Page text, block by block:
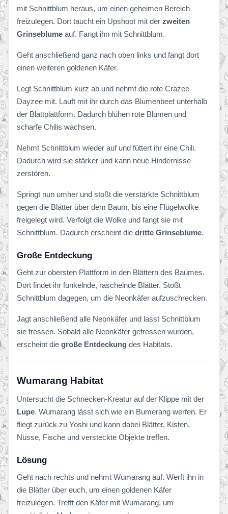
mit Schnittblum heraus, um einen geheimen Bereich
freizulegen. Dort taucht ein Upshoot mit der zweiten
Grinseblume auf. Fangt ihn mit Schnittblum.
Geht anschließend ganz nach oben links und fangt dort
einen weiteren goldenen Käfer.
Legt Schnittblum kurz ab und nehmt die rote Crazee
Dayzee mit. Lauft mit ihr durch das Blumenbeet unterhalb
der Blattplattform. Dadurch blühen rote Blumen und
scharfe Chilis wachsen.
Nehmt Schnittblum wieder auf und füttert ihr eine Chili.
Dadurch wird sie stärker und kann neue Hindernisse
zerstören.
Springt nun umher und stoßt die verstärkte Schnittblum
gegen die Blätter über dem Baum, bis eine Flügelwolke
freigelegt wird. Verfolgt die Wolke und fangt sie mit
Schnittblum. Dadurch erscheint die dritte Grinseblume.
Große Entdeckung
Geht zur obersten Plattform in den Blättern des Baumes.
Dort findet ihr funkelnde, raschelnde Blätter. Stoßt
Schnittblum dagegen, um die Neonkäfer aufzuschrecken.
Jagt anschließend alle Neonkäfer und lasst Schnittblum
sie fressen. Sobald alle Neonkäfer gefressen wurden,
erscheint die große Entdeckung des Habitats.
Wumarang Habitat
Untersucht die Schnecken-Kreatur auf der Klippe mit der
Lupe. Wumarang lässt sich wie ein Bumerang werfen. Er
fliegt zurück zu Yoshi und kann dabei Blätter, Kisten,
Nüsse, Fische und versteckte Objekte treffen.
Lösung
Geht nach rechts und nehmt Wumarang auf. Werft ihn in
die Blätter über euch, um einen goldenen Käfer
freizulegen. Trefft den Käfer mit Wumarang, um